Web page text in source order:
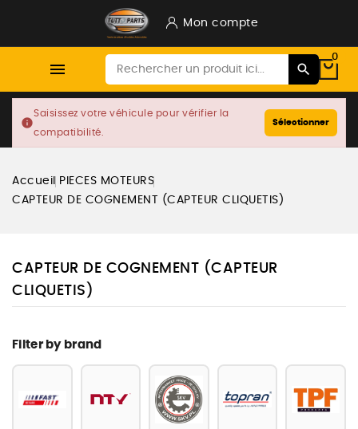
Mon compte

0
info
Saisissez votre véhicule pour vérifier la
compatibilité.
Sélectionner
Accueil
PIECES MOTEURS
CAPTEUR DE COGNEMENT (CAPTEUR CLIQUETIS)
CAPTEUR DE COGNEMENT (CAPTEUR
CLIQUETIS)
Filter by brand